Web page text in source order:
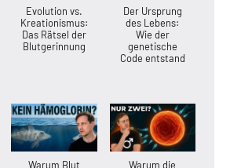
Evolution vs.
Kreationismus:
Das Rätsel der
Blutgerinnung
Der Ursprung
des Lebens:
Wie der
genetische
Code entstand
Warum Blut
Warum die